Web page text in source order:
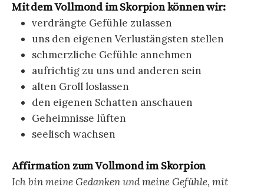
Mit dem Vollmond im Skorpion können wir:
verdrängte Gefühle zulassen
uns den eigenen Verlustängsten stellen
schmerzliche Gefühle annehmen
aufrichtig zu uns und anderen sein
alten Groll loslassen
den eigenen Schatten anschauen
Geheimnisse lüften
seelisch wachsen
Affirmation zum Vollmond im Skorpion
Ich bin meine Gedanken und meine Gefühle, mit